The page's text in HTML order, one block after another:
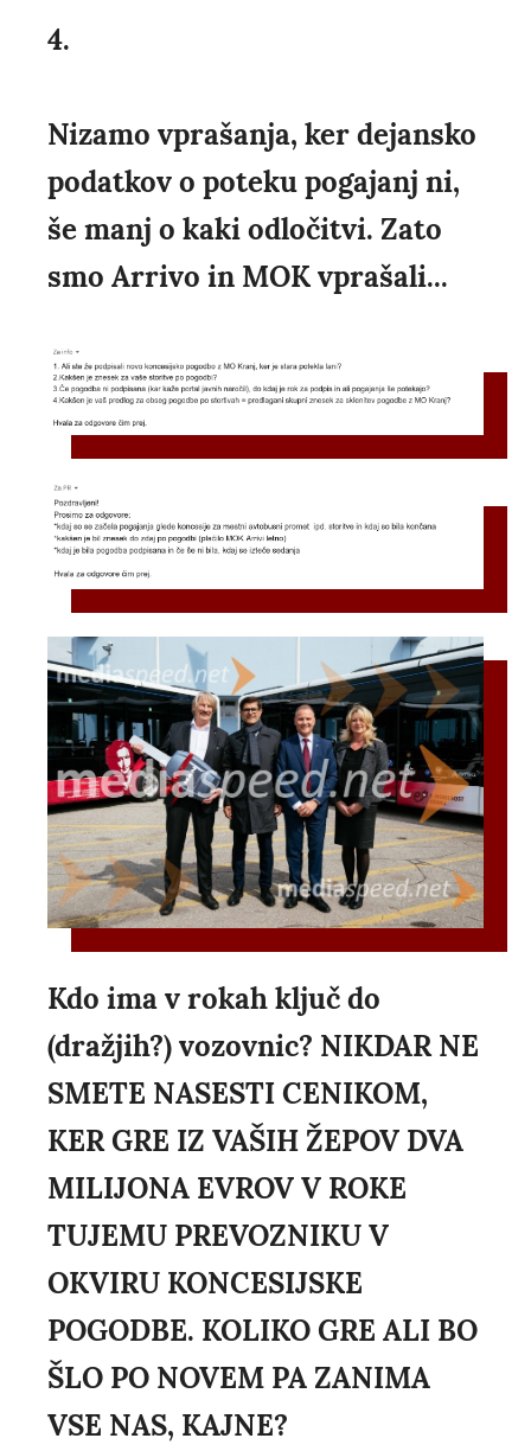
4.
Nizamo vprašanja, ker dejansko
podatkov o poteku pogajanj ni,
še manj o kaki odločitvi. Zato
smo Arrivo in MOK vprašali...
Kdo ima v rokah ključ do
(dražjih?) vozovnic? NIKDAR NE
SMETE NASESTI CENIKOM,
KER GRE IZ VAŠIH ŽEPOV DVA
MILIJONA EVROV V ROKE
TUJEMU PREVOZNIKU V
OKVIRU KONCESIJSKE
POGODBE. KOLIKO GRE ALI BO
ŠLO PO NOVEM PA ZANIMA
VSE NAS, KAJNE?